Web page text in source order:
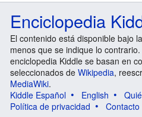
Enciclopedia
El contenido está disponible bajo
menos que se indique lo
enciclopedia Kiddle se basan en
seleccionados de Wikipedia,
MediaWiki.
Kiddle Español
English
Política de privacidad
Contacto